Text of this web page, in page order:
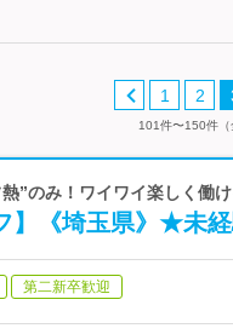
1 2
101件〜150件（
”のみ！ワイワイ楽しく働け
】《埼玉県》★未
第二新卒歓迎